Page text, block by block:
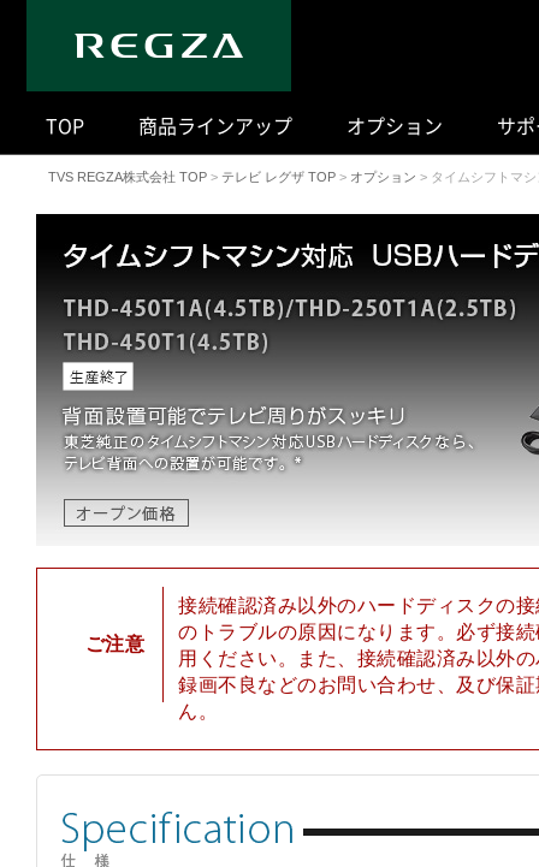
TOP 商品ラインアップ オプション サ
TVS REGZA株式会社 TOP > テレビ レグザ TOP > オプション > タイムシフトマ
ご注意
接続確認済み以外のハードディスクの
のトラブルの原因になります。必ず接
用ください。また、接続確認済み以外
録画不良などのお問い合わせ、及び保
ん。